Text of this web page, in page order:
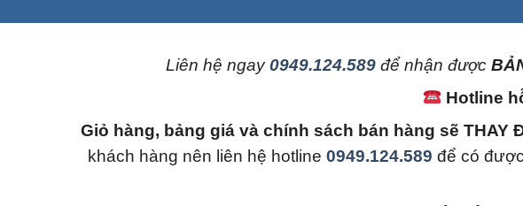
Liên hệ ngay 0949.124.589 để nhận được
Hotline
Giỏ hàng, bảng giá và chính sách bán hàng sẽ THAY
khách hàng nên liên hệ hotline 0949.124.589 để có